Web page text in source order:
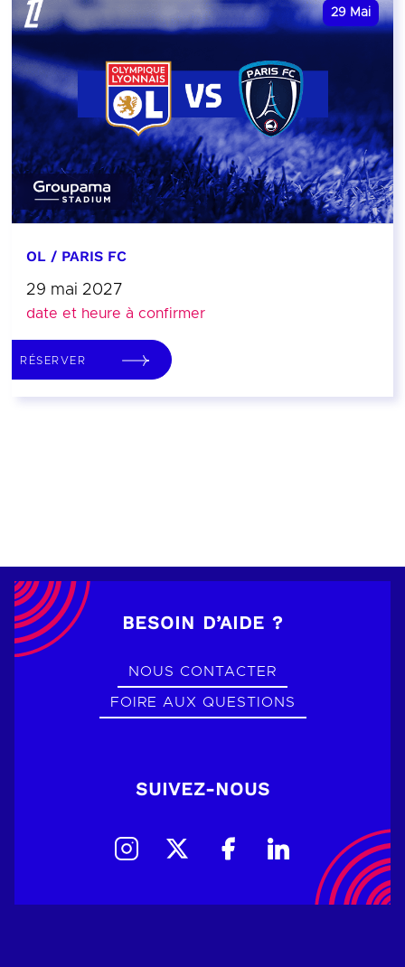
29 Mai
OL / PARIS FC
29 mai 2027
date et heure à confirmer
RÉSERVER
BESOIN D’AIDE ?
NOUS CONTACTER
FOIRE AUX QUESTIONS
SUIVEZ-NOUS